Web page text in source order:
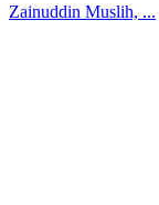
Zainuddin Muslih, ...